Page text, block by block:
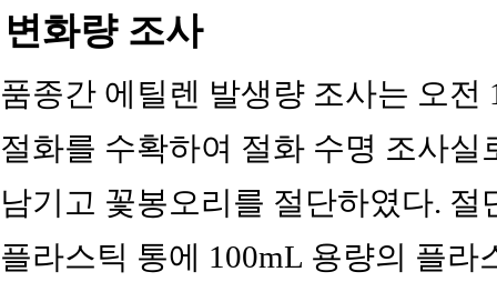
변화량 조사
품종간 에틸렌 발생량 조사는 오
절화를 수확하여 절화 수명 조사실
남기고 꽃봉오리를 절단하였다.
플라스틱 통에 100mL 용량의 플